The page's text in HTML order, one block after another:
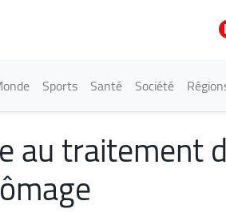
Sports Santé Société
au traitement